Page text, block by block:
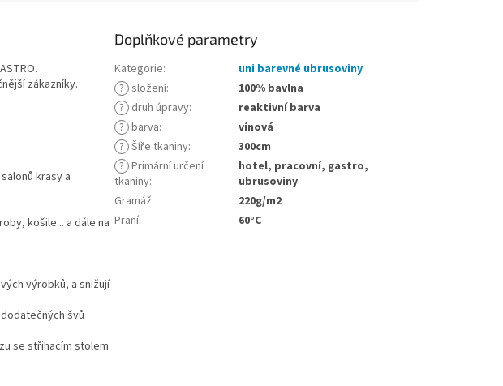
zákazníky.
krasy a
košile... a dále na
výrobků, a snižují
švů
se střihacím stolem
Doplňkové parametry
Kategorie:
uni barevné ubrusoviny
? složení:
100% bavlna
? druh úpravy:
reaktivní barva
? barva:
vínová
? Šíře tkaniny:
300cm
? Primární určení
tkaniny:
hotel, pracovní, gastro,
ubrusoviny
Gramáž:
220g/m2
Praní: 60°C